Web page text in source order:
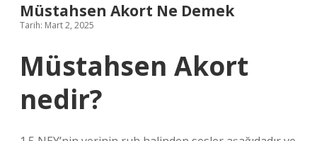
Müstahsen Akort Ne Demek
Tarih: Mart 2, 2025
Müstahsen Akort
nedir?